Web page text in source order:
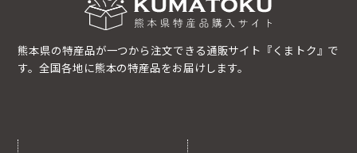
熊本県の特産品が一つから注文できる通販サイト『くまトク』で
す。全国各地に熊本の特産品をお届けします。